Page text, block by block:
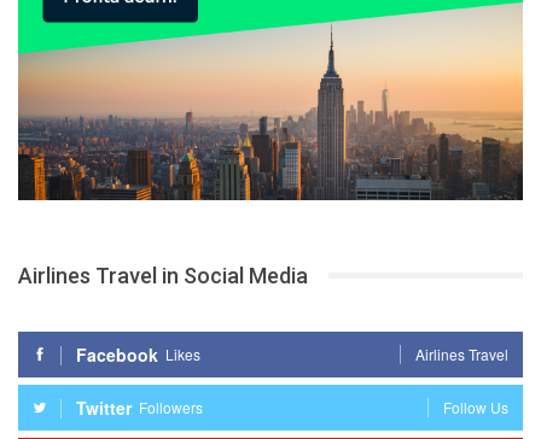
Airlines Travel in Social Media
Facebook Likes Airlines Travel
Twitter Followers Follow Us